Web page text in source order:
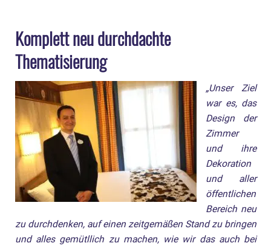
Komplett neu durchdachte
Thematisierung
„Unser Ziel
war es, das
Design der
Zimmer
und ihre
Dekoration
und aller
öffentlichen
Bereich neu
zu durchdenken, auf einen zeitgemäßen Stand zu bringen
und alles gemütllich zu machen, wie wir das auch bei